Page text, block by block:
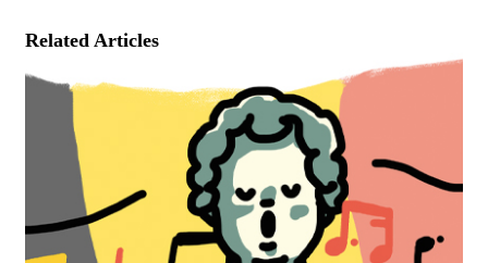
Related Articles